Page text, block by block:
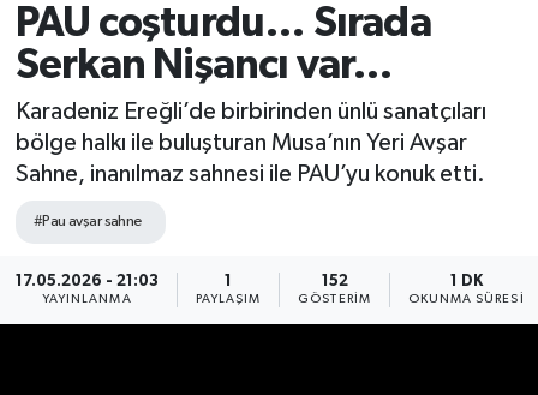
PAU coşturdu… Sırada
Serkan Nişancı var…
Karadeniz Ereğli’de birbirinden ünlü sanatçıları
bölge halkı ile buluşturan Musa’nın Yeri Avşar
Sahne, inanılmaz sahnesi ile PAU’yu konuk etti.
#Pau avşar sahne
17.05.2026 - 21:03
YAYINLANMA
1
PAYLAŞIM
152
GÖSTERIM
1 DK
OKUNMA SÜRESI
Siyaset
Eğitim
Ekonomi
Kültür-Sanat